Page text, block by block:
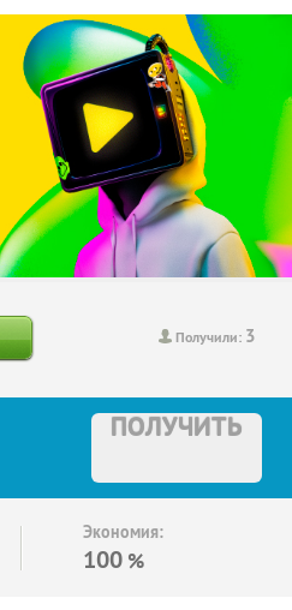
Получили: 3
ПОЛУЧИТЬ
Экономия:
100 %